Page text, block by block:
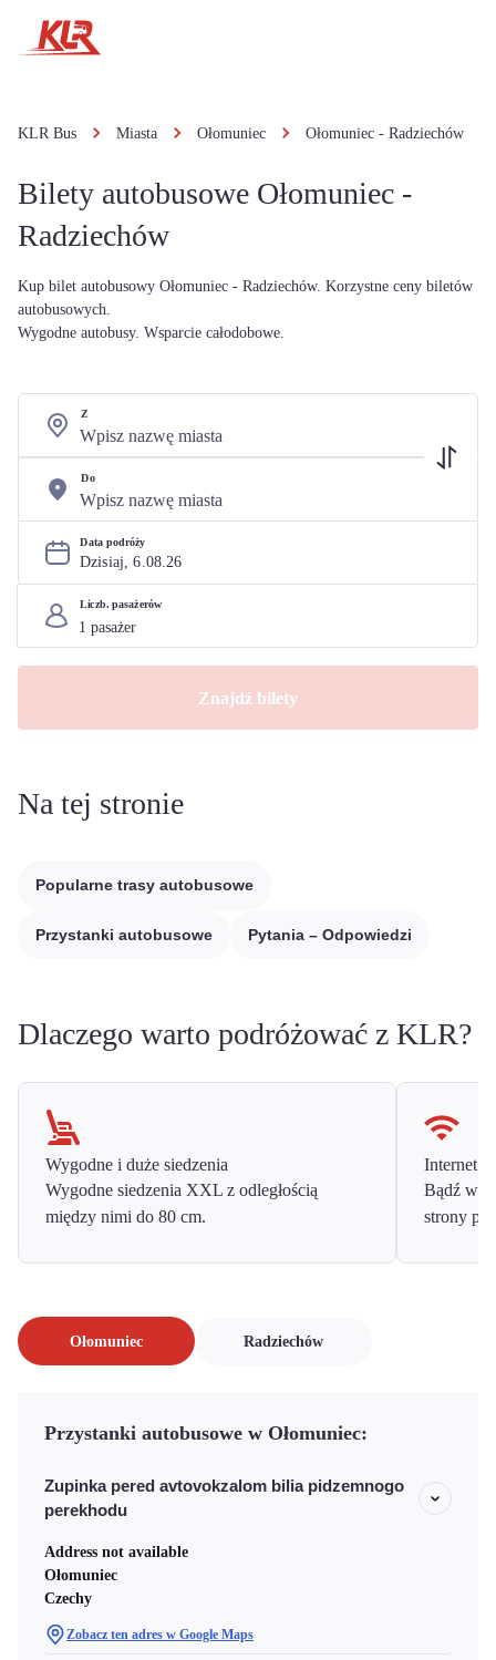
KLR Bus Miasta Ołomuniec Ołomuniec - Radziechów
Bilety autobusowe Ołomuniec -
Radziechów
Kup bilet autobusowy Ołomuniec - Radziechów. Korzystne ceny biletów
autobusowych.
Wygodne autobusy. Wsparcie całodobowe.
Z
Do
Data podróży
Dzisiaj, 6.08.26
Liczb. pasażerów
Znajdź bilety
Na tej stronie
Popularne trasy autobusowe
Przystanki autobusowe Pytania – Odpowiedzi
Dlaczego warto podróżować z KLR?
Wygodne i duże siedzenia
Wygodne siedzenia XXL z odległością
między nimi do 80 cm.
Internet
Bądź w
strony
Ołomuniec Radziechów
Przystanki autobusowe w Ołomuniec:
Zupinka pered avtovokzalom bilia pidzemnogo
perekhodu
Address not available
Ołomuniec
Czechy
Zobacz ten adres w Google Maps